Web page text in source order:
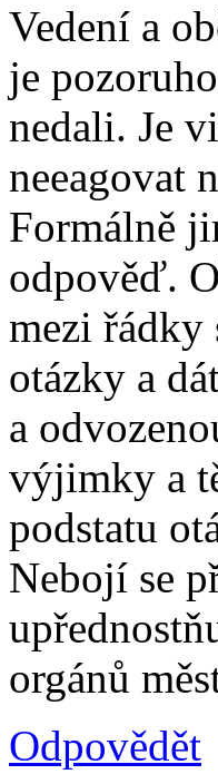
Vedení a
je
nedali. Je
neeagovat
Formálně
odpověď.
mezi řádky
otázky a
a
výjimky a
podstatu
Nebojí se
orgánů
Odpovědět